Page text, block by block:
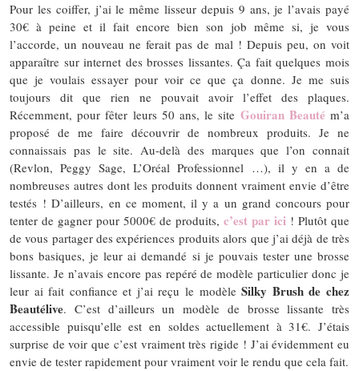
Pour les coiffer, j’ai le même lisseur depuis 9 ans, je l’avais payé
30€ à peine et il fait encore bien son job même si, je vous
l’accorde, un nouveau ne ferait pas de mal ! Depuis peu, on voit
apparaître sur internet des brosses lissantes. Ça fait quelques mois
que je voulais essayer pour voir ce que ça donne. Je me suis
toujours dit que rien ne pouvait avoir l’effet des plaques.
Récemment, pour fêter leurs 50 ans, le site Gouiran Beauté m’a
proposé de me faire découvrir de nombreux produits. Je ne
connaissais pas le site. Au-delà des marques que l’on connait
(Revlon, Peggy Sage, L’Oréal Professionnel …), il y en a de
nombreuses autres dont les produits donnent vraiment envie d’être
testés ! D’ailleurs, en ce moment, il y a un grand concours pour
tenter de gagner pour 5000€ de produits, c’est par ici ! Plutôt que
de vous partager des expériences produits alors que j’ai déjà de très
bons basiques, je leur ai demandé si je pouvais tester une brosse
lissante. Je n’avais encore pas repéré de modèle particulier donc je
leur ai fait confiance et j’ai reçu le modèleSilky Brush de chez
Beautélive. C’est d’ailleurs un modèle de brosse lissante très
accessible puisqu’elle est en soldes actuellement à 31€. J’étais
surprise de voir que c’est vraiment très rigide ! J’ai évidemment eu
envie de tester rapidement pour vraiment voir le rendu que cela fait.